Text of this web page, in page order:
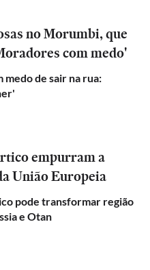
no Morumbi, que
com medo'
medo de sair na rua:
empurram a
União Europeia
pode transformar região
e Otan